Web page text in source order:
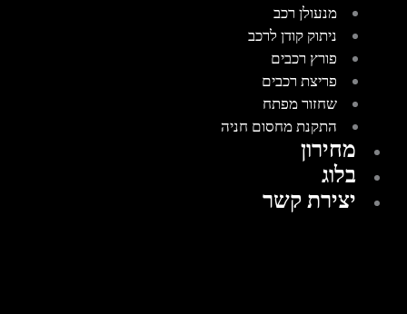
מנעולן רכב
ניתוק קודן לרכב
פורץ רכבים
פריצת רכבים
שחזור מפתח
התקנת מחסום חניה
מחירון
בלוג
יצירת קשר